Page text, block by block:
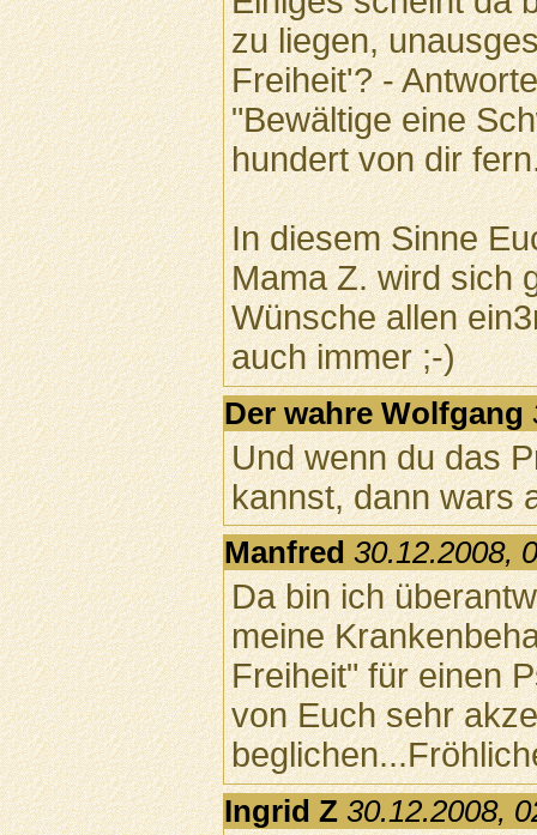
zu liegen,
Freiheit'? -
"Bewältige eine
hundert von dir
In diesem Sinne
Mama Z. wird sich
Wünsche allen
auch immer ;-)
Der wahre Wolfgang
Und wenn du das
kannst, dann wars
Manfred 30.12.2008,
Da bin ich
meine
Freiheit" für einen
von Euch sehr
Ingrid Z 30.12.2008,